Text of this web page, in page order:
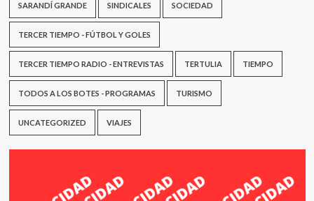
SARANDÍ GRANDE SINDICALES SOCIEDAD
TERCER TIEMPO - FÚTBOL Y GOLES
TERCER TIEMPO RADIO - ENTREVISTAS TERTULIA TIEMPO
TODOS A LOS BOTES - PROGRAMAS TURISMO
UNCATEGORIZED VIAJES